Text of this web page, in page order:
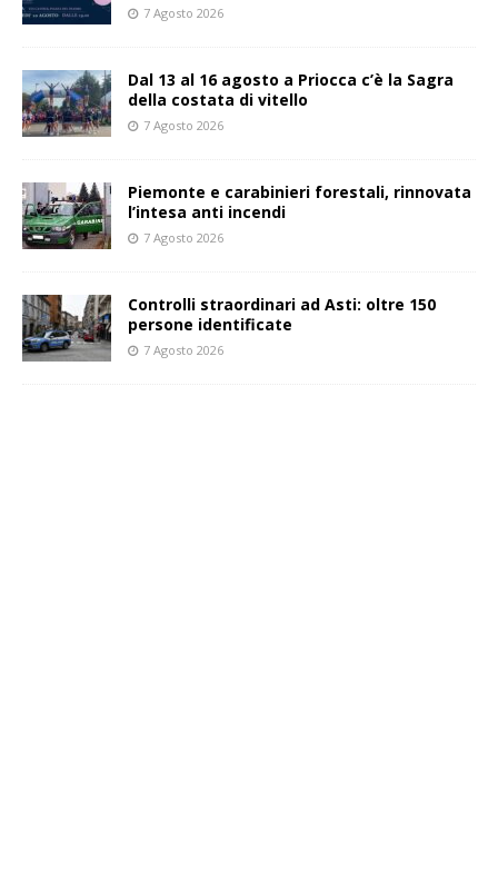
7 Agosto 2026
Dal 13 al 16 agosto a Priocca c’è la Sagra
della costata di vitello
7 Agosto 2026
Piemonte e carabinieri forestali, rinnovata
l’intesa anti incendi
7 Agosto 2026
Controlli straordinari ad Asti: oltre 150
persone identificate
7 Agosto 2026